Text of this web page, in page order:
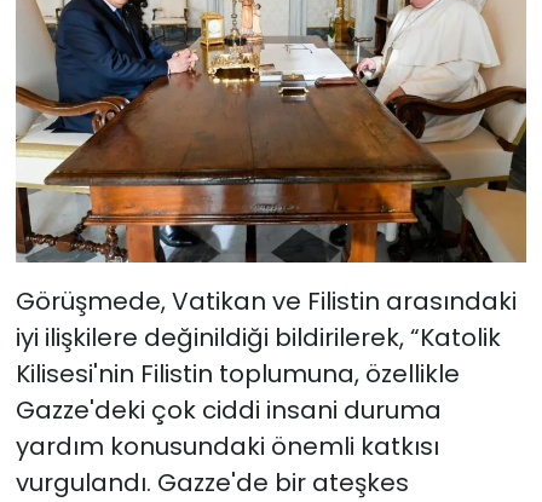
Görüşmede, Vatikan ve Filistin arasındaki
iyi ilişkilere değinildiği bildirilerek, “Katolik
Kilisesi'nin Filistin toplumuna, özellikle
Gazze'deki çok ciddi insani duruma
yardım konusundaki önemli katkısı
vurgulandı. Gazze'de bir ateşkes